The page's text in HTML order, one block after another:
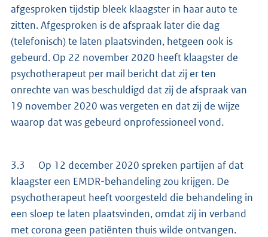
afgesproken tijdstip bleek klaagster in haar auto te
zitten. Afgesproken is de afspraak later die dag
(telefonisch) te laten plaatsvinden, hetgeen ook is
gebeurd. Op 22 november 2020 heeft klaagster de
psychotherapeut per mail bericht dat zij er ten
onrechte van was beschuldigd dat zij de afspraak van
19 november 2020 was vergeten en dat zij de wijze
waarop dat was gebeurd onprofessioneel vond.
3.3 Op 12 december 2020 spreken partijen af dat
klaagster een EMDR-behandeling zou krijgen. De
psychotherapeut heeft voorgesteld die behandeling in
een sloep te laten plaatsvinden, omdat zij in verband
met corona geen patiënten thuis wilde ontvangen.